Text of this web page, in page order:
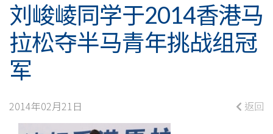
学
于
2014
香
港
刘峻崚同学于2014香港马
拉松夺半马青年挑战组冠
军
2014年02月21日 返回